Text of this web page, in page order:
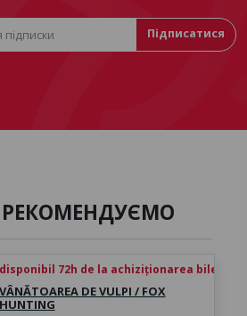
Підписатися
disponibil 72h de la achiziționarea biletului
VÂNĂTOAREA DE VULPI / FOX
HUNTING